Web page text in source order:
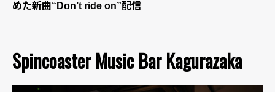
めた新曲“Don’t ride on”配信
Spincoaster Music Bar Kagurazaka